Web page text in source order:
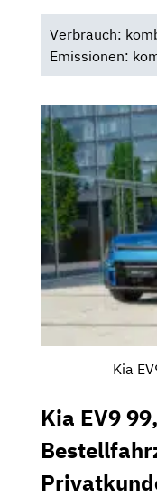
Verbrauch:
Emissionen:
Kia
Kia EV9